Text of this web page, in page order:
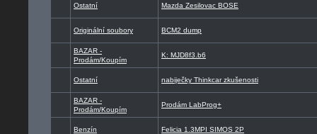
Ostatní Mazda Zesilovac BOSE
Originální soubory BCM2 dump
BAZAR -
Prodám/Koupím
K: MJD8f3.b6
Ostatní nabiječky Thinkcar zkušenosti
BAZAR -
Prodám/Koupím
Prodám LabProg+
Benzín Felicia 1.3MPI SIMOS 2P